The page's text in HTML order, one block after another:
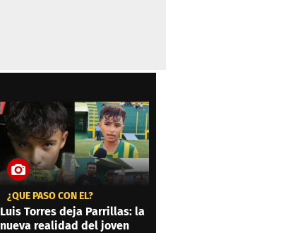
¿QUÉ PASÓ CON ÉL?
Luis Torres deja Parrillas: la
nueva realidad del joven